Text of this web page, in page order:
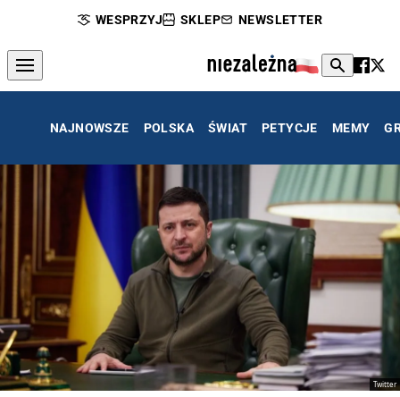
WESPRZYJ SKLEP NEWSLETTER
NAJNOWSZE POLSKA ŚWIAT PETYCJE MEMY
Twitter